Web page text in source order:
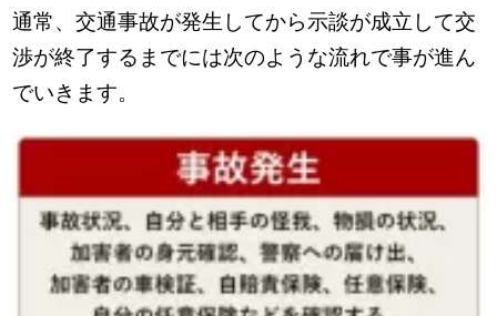
通常、交通事故が発生してから示談が成立して交
渉が終了するまでには次のような流れで事が進ん
でいきます。